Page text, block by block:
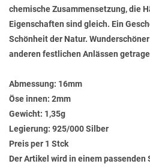
chemische Zusammensetzung, die
Eigenschaften sind gleich. Ein
Schönheit der Natur.
anderen festlichen Anlässen
Abmessung: 16mm
Öse innen: 2mm
Gewicht: 1,35g
Legierung: 925/000 Silber
Preis per 1 Stck
Der Artikel wird in einem